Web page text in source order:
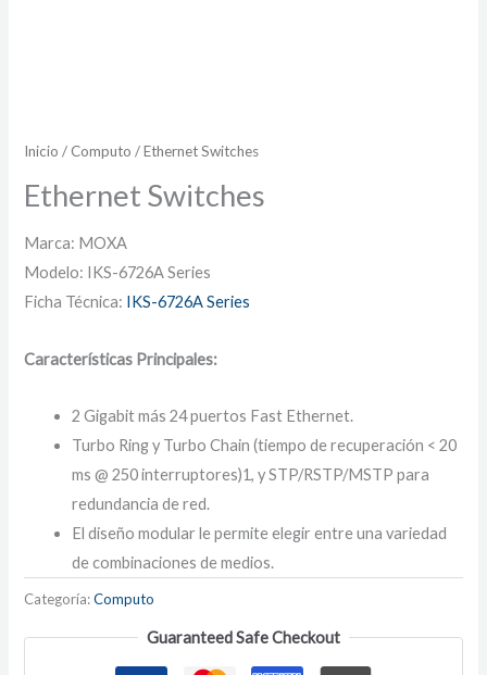
Inicio / Computo / Ethernet Switches
Ethernet Switches
Marca: MOXA
Modelo: IKS-6726A Series
Ficha Técnica: IKS-6726A Series
Características Principales:
2 Gigabit más 24 puertos Fast Ethernet.
Turbo Ring y Turbo Chain (tiempo de recuperación < 20
ms @ 250 interruptores)1, y STP/RSTP/MSTP para
redundancia de red.
El diseño modular le permite elegir entre una variedad
de combinaciones de medios.
Categoría:Computo
Guaranteed Safe Checkout